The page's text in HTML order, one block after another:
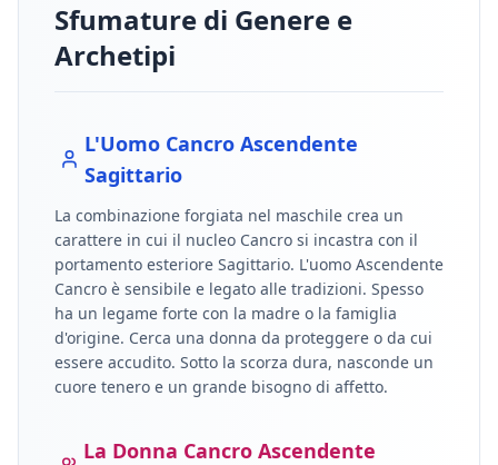
Sfumature di Genere e
Archetipi
L'Uomo Cancro Ascendente
Sagittario
La combinazione forgiata nel maschile crea un
carattere in cui il nucleo Cancro si incastra con il
portamento esteriore Sagittario. L'uomo Ascendente
Cancro è sensibile e legato alle tradizioni. Spesso
ha un legame forte con la madre o la famiglia
d'origine. Cerca una donna da proteggere o da cui
essere accudito. Sotto la scorza dura, nasconde un
cuore tenero e un grande bisogno di affetto.
La Donna Cancro Ascendente